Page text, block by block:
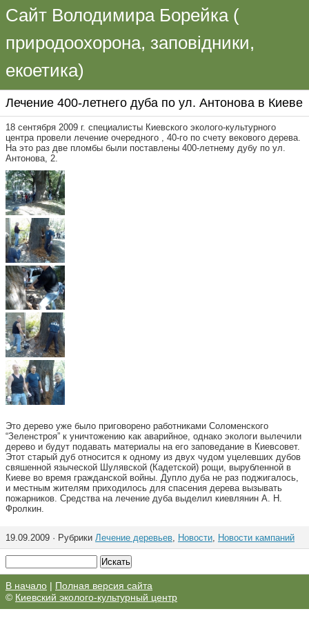
Сайт Володимира Борейка (
природоохорона, заповідники,
екоетика)
Лечение 400-летнего дуба по ул. Антонова в Киеве
18 сентября 2009 г. специалисты Киевского эколого-культурного
центра провели лечение очередного , 40-го по счету векового дерева.
На это раз две пломбы были поставлены 400-летнему дубу по ул.
Антонова, 2.
Это дерево уже было приговорено работниками Соломенского
“Зеленстроя” к уничтожению как аварийное, однако экологи вылечили
дерево и будут подавать материалы на его заповедание в Киевсовет.
Этот старый дуб относится к одному из двух чудом уцелевших дубов
свяшенной языческой Шулявской (Кадетской) рощи, вырубленной в
Киеве во время гражданской войны. Дупло дуба не раз поджигалось,
и местным жителям приходилось для спасения дерева вызывать
пожарников. Средства на лечение дуба выделил киевлянин А. Н.
Фролкин.
19.09.2009 · Рубрики Лечение деревьев Новости Новости кампаний
В начало | Полная версия сайта
© Киевский эколого-культурный центр